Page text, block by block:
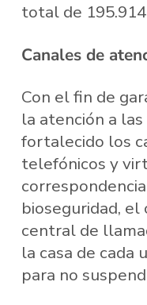
total de
Canales de
Con el fin de
la atención a
fortalecido los
telefónicos y
bioseguridad,
central de
la casa de cada
para no